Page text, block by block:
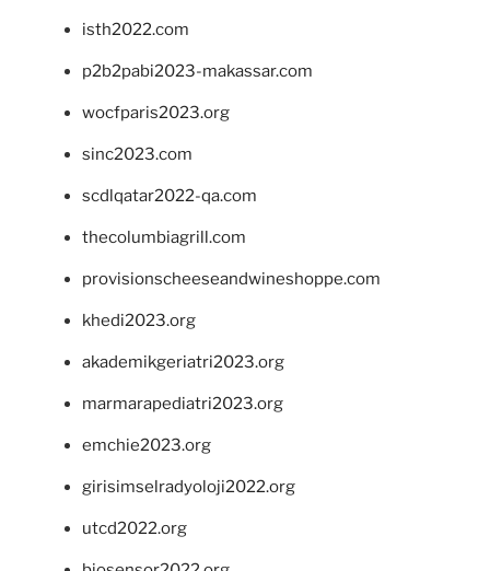
isth2022.com
p2b2pabi2023-makassar.com
wocfparis2023.org
sinc2023.com
scdlqatar2022-qa.com
thecolumbiagrill.com
provisionscheeseandwineshoppe.com
khedi2023.org
akademikgeriatri2023.org
marmarapediatri2023.org
emchie2023.org
girisimselradyoloji2022.org
utcd2022.org